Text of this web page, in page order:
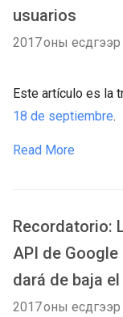
usuarios
2017 оны
Este artículo es la
18 de septiembre.
Read More
Recordatorio:
API de Google
dará de baja
2017 оны